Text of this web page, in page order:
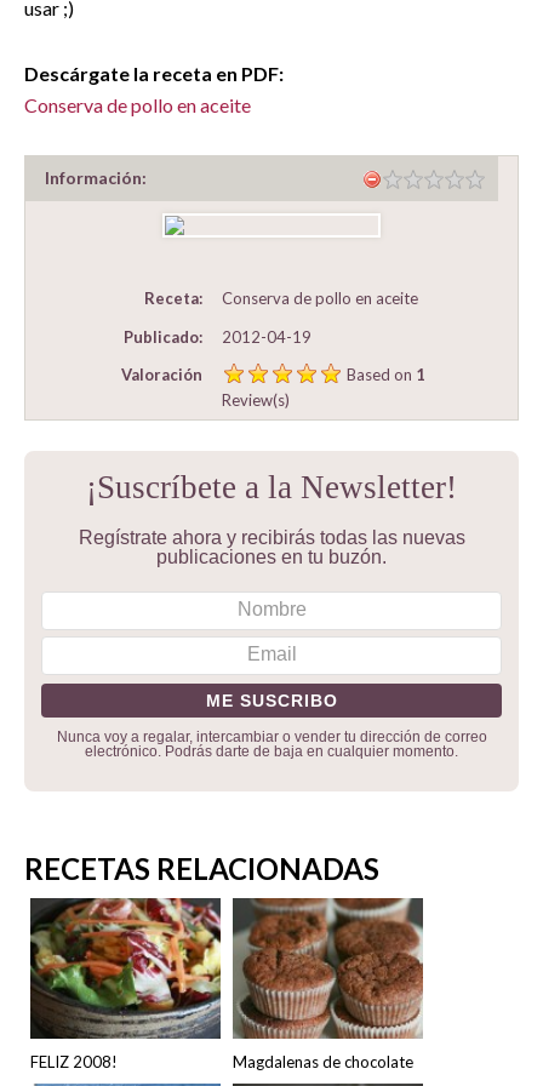
usar ;)
Descárgate la receta en PDF:
Conserva de pollo en aceite
Información:
Receta:
Conserva de pollo en aceite
Publicado:
2012-04-19
Valoración
Based on 1
Review(s)
¡Suscríbete a la Newsletter!
Regístrate ahora y recibirás todas las nuevas
publicaciones en tu buzón.
Nunca voy a regalar, intercambiar o vender tu dirección de correo
electrónico. Podrás darte de baja en cualquier momento.
RECETAS RELACIONADAS
FELIZ 2008! Magdalenas de chocolate